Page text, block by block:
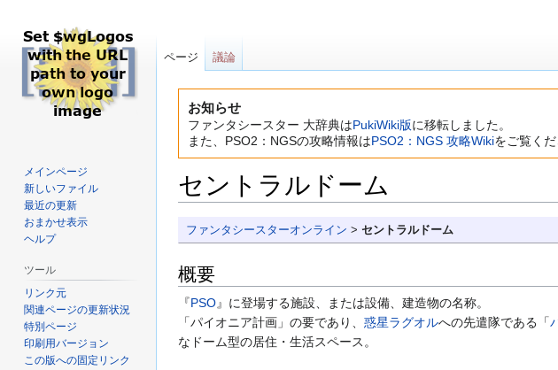
お知らせ
ファンタシースター 大辞典はPukiWiki版に移転しました。
また、PSO2：NGSの攻略情報はPSO2：NGS 攻略Wikiをご覧くだ
セントラルドーム
ナ
ビ
ゲ
ー
シ
ョ
ン
検
索
に
移
動
ファンタシースターオンライン > セントラルドーム
概要
『PSO』に登場する施設、または設備、建造物の名称。
「パイオニア計画」の要であり、 惑星ラグオルへの先遣隊である「
なドーム型の居住・生活スペース。
ページ 議論
メインページ
新しいファイル
最近の更新
おまかせ表示
ヘルプ
ツール
リンク元
関連ページの更新状況
特別ページ
印刷用バージョン
この版への固定リンク